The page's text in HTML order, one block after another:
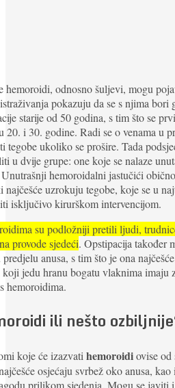
hemoroidi, odnosno šuljevi, mogu
pokazuju da se s njima bori
starije od 50 godina, s tim što se
20. i 30. godine. Radi se o venama u
tegobe ukoliko se prošire. Tada
u dvije grupe: one koje se nalaze
hemoroidalni jastučići
najčešće uzrokuju tegobe, koje se u
isključivo kirurškom intervencijom.
su podložniji pretili ljudi,
provode sjedeći. Opstipacija također
predjelu anusa, s tim što je ona
jedu hranu bogatu vlaknima imaju
hemoroidima.
ili nešto
koje će izazvatihemoroidiovise od
osjećaju svrbež oko anusa,
prilikom sjedenja. Mogu se